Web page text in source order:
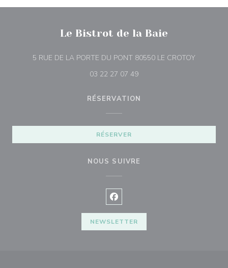
Le Bistrot de la Baie
5 RUE DE LA PORTE DU PONT 80550 LE CROTOY((ouvre
03 22 27 07 49
RÉSERVATION
RÉSERVER
NOUS SUIVRE
Facebook ((ouvre une nouvelle
NEWSLETTER